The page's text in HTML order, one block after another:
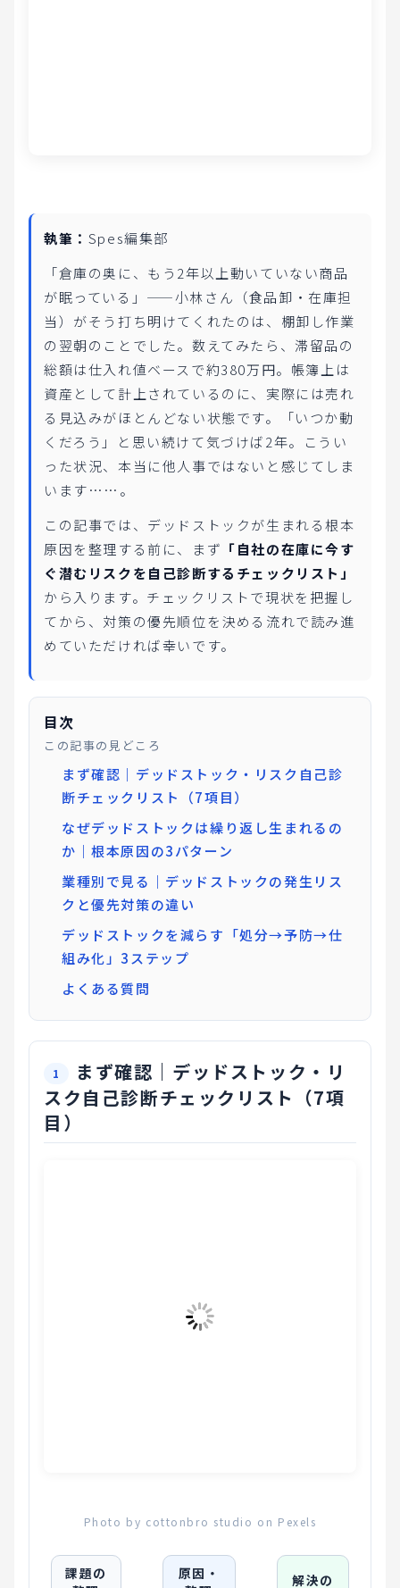
執筆： Spes編集部
「倉庫の奥に、もう2年以上動いていない商品
が眠っている」——小林さん（食品卸・在庫担
当）がそう打ち明けてくれたのは、棚卸し作業
の翌朝のことでした。数えてみたら、滞留品の
総額は仕入れ値ベースで約380万円。帳簿上は
資産として計上されているのに、実際には売れ
る見込みがほとんどない状態です。「いつか動
くだろう」と思い続けて気づけば2年。こうい
った状況、本当に他人事ではないと感じてしま
います……。
この記事では、デッドストックが生まれる根本
原因を整理する前に、まず 「自社の在庫に今す
ぐ潜むリスクを自己診断するチェックリスト」
から入ります。チェックリストで現状を把握し
てから、対策の優先順位を決める流れで読み進
めていただければ幸いです。
目次
この記事の見どころ
まず確認｜デッドストック・リスク自己診
断チェックリスト（7項目）
なぜデッドストックは繰り返し生まれるの
か｜根本原因の3パターン
業種別で見る｜デッドストックの発生リス
クと優先対策の違い
デッドストックを減らす「処分→予防→仕
組み化」3ステップ
よくある質問
まず確認｜デッドストック・リ
スク自己診断チェックリスト（7項
目）
Photo by cottonbro studio on Pexels
課題の
原因・
解決の